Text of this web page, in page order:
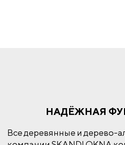
НАДЁЖНАЯ
Все деревянные и дерево-